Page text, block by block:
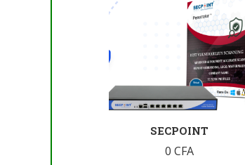
SECPOINT
0 CFA